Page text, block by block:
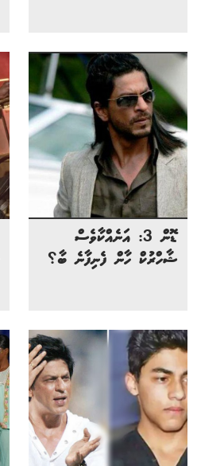
ޑޮން 3: އަނެއްކާވެސް
ޝާހްރުކް ހާން ފެނިފާނެ ބާ؟